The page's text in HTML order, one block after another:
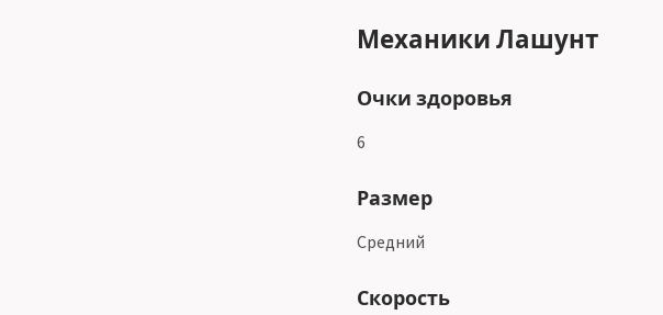
Механики Лашунт
Очки здоровья
6
Размер
Средний
Скорость